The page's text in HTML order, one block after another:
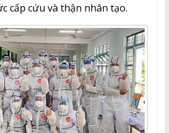
cấp cứu và thận nhân tạo.